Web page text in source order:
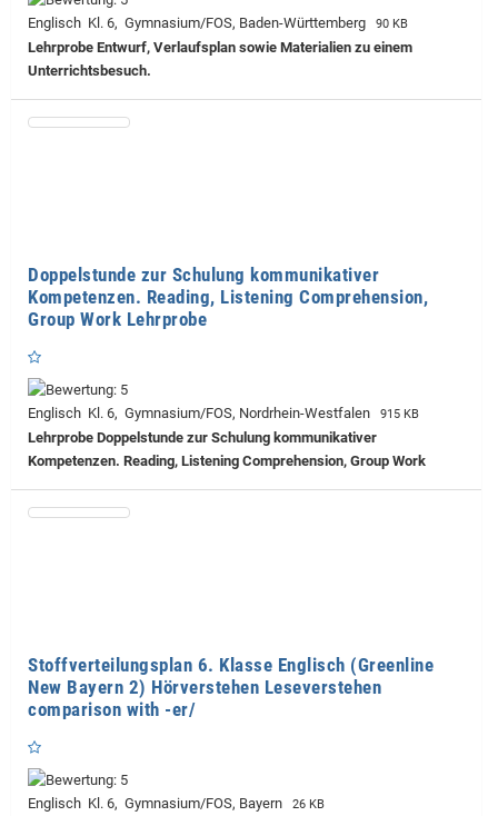
Englisch Kl. 6, Gymnasium/FOS, Baden-Württemberg 90 KB
Lehrprobe Entwurf, Verlaufsplan sowie Materialien zu einem
Unterrichtsbesuch.
Doppelstunde zur Schulung kommunikativer
Kompetenzen. Reading, Listening Comprehension,
Group Work Lehrprobe
Englisch Kl. 6, Gymnasium/FOS, Nordrhein-Westfalen 915 KB
Lehrprobe Doppelstunde zur Schulung kommunikativer
Kompetenzen. Reading, Listening Comprehension, Group Work
Stoffverteilungsplan 6. Klasse Englisch (Greenline
New Bayern 2) Hörverstehen Leseverstehen
comparison with -er/
Englisch Kl. 6, Gymnasium/FOS, Bayern 26 KB